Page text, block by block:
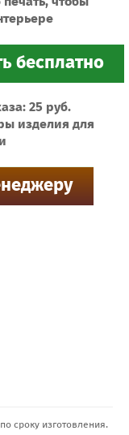
25 руб.
изделия для
сроку изготовления.